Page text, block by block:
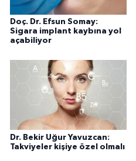
Doç. Dr. Efsun Somay:
Sigara implant kaybına yol
açabiliyor
Dr. Bekir Uğur Yavuzcan:
Takviyeler kişiye özel olmalı